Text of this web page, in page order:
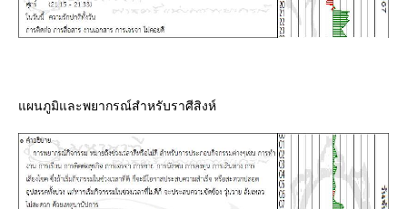
ผนภูมิและพยากรณ์สำหรับราศีสิงห์